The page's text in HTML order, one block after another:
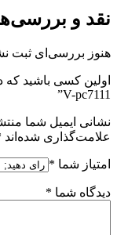
نقد و
هنوز بررسی‌ای ثبت
اولین کسی باشید که
V-pc7111”
نشانی ایمیل شما
علامت‌گذاری شده‌اند
امتیاز شما *
دیدگاه شما *